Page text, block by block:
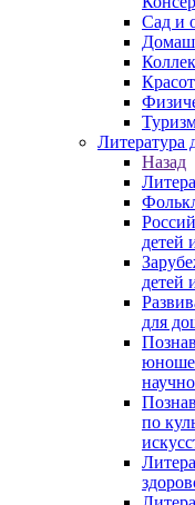
Сад и
Литература
Назад
детей
детей
для
по